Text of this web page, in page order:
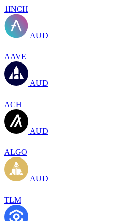
1INCH
AUD
AAVE
AUD
ACH
AUD
ALGO
AUD
TLM